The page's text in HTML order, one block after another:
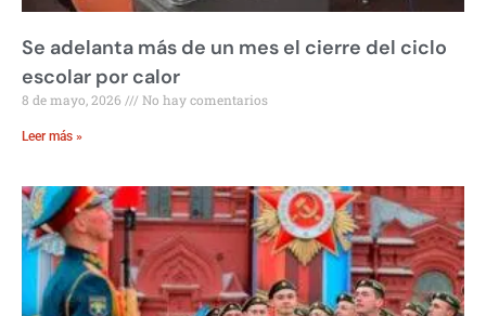
Se adelanta más de un mes el cierre del ciclo
escolar por calor
8 de mayo, 2026 No hay comentarios
Leer más »